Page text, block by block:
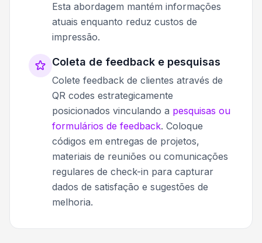
Esta abordagem mantém informações
atuais enquanto reduz custos de
impressão.
Coleta de feedback e pesquisas
Colete feedback de clientes através de
QR codes estrategicamente
posicionados vinculando a pesquisas ou
formulários de feedback. Coloque
códigos em entregas de projetos,
materiais de reuniões ou comunicações
regulares de check-in para capturar
dados de satisfação e sugestões de
melhoria.